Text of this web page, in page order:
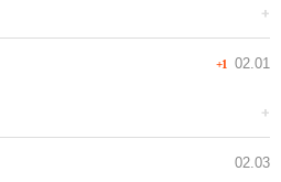
+
+1 02.01
+
02.03